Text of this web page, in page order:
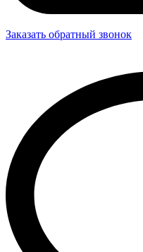
Заказать обратный звонок